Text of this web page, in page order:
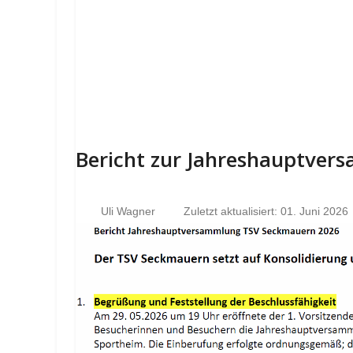
Bericht zur
Uli Wagner Zuletzt aktualisiert: 01. Juni 2026